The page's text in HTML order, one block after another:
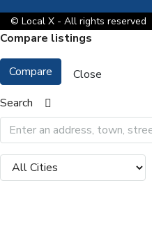
© Local X - All rights reserved
Compare listings
Compare
Close
Search